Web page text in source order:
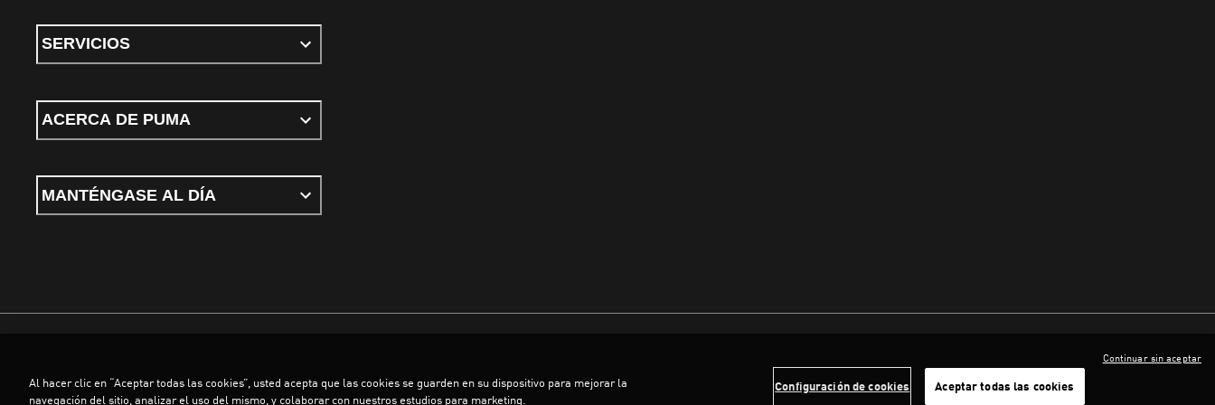
SERVICIOS
ACERCA DE PUMA
MANTÉNGASE AL DÍA
©PUMA, 2026. Todos los derechos reservados
Al hacer clic en “Aceptar todas las cookies”, usted acepta que las cookies se guarden en su dispositivo para mejorar la
navegación del sitio, analizar el uso del mismo, y colaborar con nuestros estudios para marketing.
Configuración de cookies Aceptar todas las cookies
Continuar sin aceptar